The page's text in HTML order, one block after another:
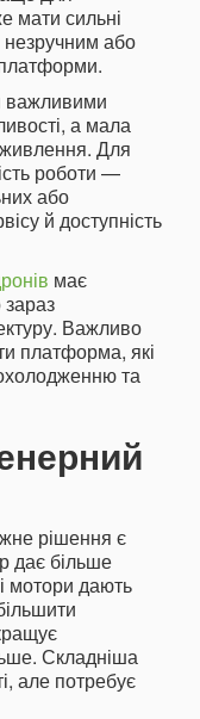
мати сильні
незручним або
важливими
а мала
живлення. Для
роботи —
або
й доступність
має
Важливо
платформа, які
та
рішення є
дає більше
мотори дають
Складніша
але потребує